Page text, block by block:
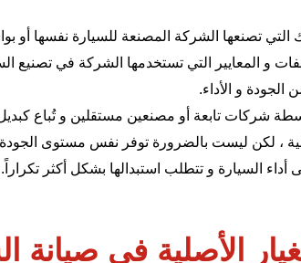
التي تصنعها الشركة المصنعة للسيارة نفسها أو
المعايير التي تستخدمها الشركة في تصنيع
و الأداء.
شركات تابعة أو مصنعين مستقلين و تُباع
، لكن ليست بالضرورة توفر نفس مستوى الجودة
السيارة و تتطلب استبدالها بشكل أكثر تكراراً.
الأصلية في صيانة